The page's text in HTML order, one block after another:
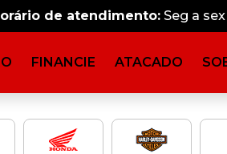
de atendimento: Seg a
FINANCIE ATACADO